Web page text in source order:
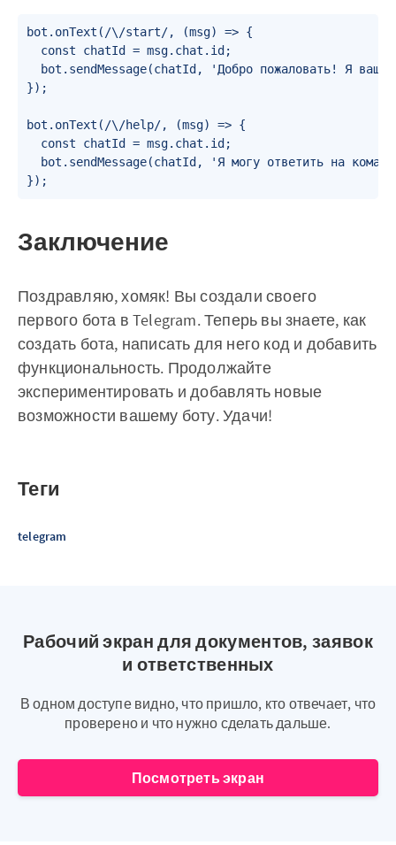
bot.onText(/\/start/, (msg) => {
  const chatId = msg.chat.id;
bot.sendMessage(chatId, 'Добро пожаловать! Я ваш
});
bot.onText(/\/help/, (msg) => {
  const chatId = msg.chat.id;
bot.sendMessage(chatId, 'Я могу ответить на
Заключение
Поздравляю, хомяк! Вы создали своего
первого бота в Telegram. Теперь вы знаете, как
создать бота, написать для него код и добавить
функциональность. Продолжайте
экспериментировать и добавлять новые
возможности вашему боту. Удачи!
Теги
telegram
Рабочий экран для документов, заявок
и ответственных
В одном доступе видно, что пришло, кто отвечает, что
проверено и что нужно сделать дальше.
Посмотреть экран